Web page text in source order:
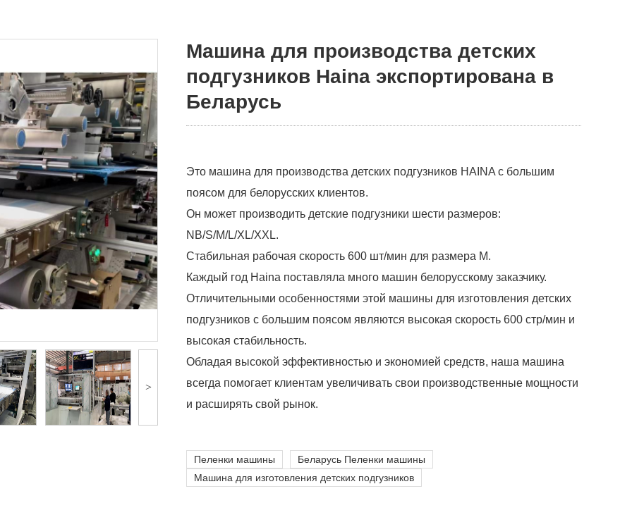
>
Машина для производства детских
подгузников Haina экспортирована в
Беларусь
Это машина для производства детских подгузников HAINA с большим
поясом для белорусских клиентов.
Он может производить детские подгузники шести размеров:
NB/S/M/L/XL/XXL.
Стабильная рабочая скорость 600 шт/мин для размера M.
Каждый год Haina поставляла много машин белорусскому заказчику.
Отличительными особенностями этой машины для изготовления детских
подгузников с большим поясом являются высокая скорость 600 стр/мин и
высокая стабильность.
Обладая высокой эффективностью и экономией средств, наша машина
всегда помогает клиентам увеличивать свои производственные мощности
и расширять свой рынок.
Пеленки машины
Беларусь Пеленки машины
Машина для изготовления детских подгузников